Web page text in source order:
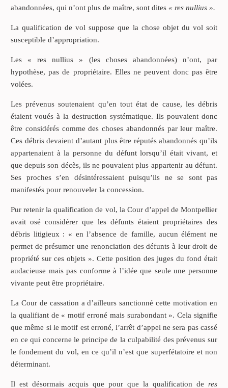
abandonnées, qui n’ont plus de maître, sont dites « res nullius ».
La qualification de vol suppose que la chose objet du vol soit
susceptible d’appropriation.
Les « res nullius » (les choses abandonnées) n’ont, par
hypothèse, pas de propriétaire. Elles ne peuvent donc pas être
volées.
Les prévenus soutenaient qu’en tout état de cause, les débris
étaient voués à la destruction systématique. Ils pouvaient donc
être considérés comme des choses abandonnés par leur maître.
Ces débris devaient d’autant plus être réputés abandonnés qu’ils
appartenaient à la personne du défunt lorsqu’il était vivant, et
que depuis son décès, ils ne pouvaient plus appartenir au défunt.
Ses proches s’en désintéressaient puisqu’ils ne se sont pas
manifestés pour renouveler la concession.
Pur retenir la qualification de vol, la Cour d’appel de Montpellier
avait osé considérer que les défunts étaient propriétaires des
débris litigieux : « en l’absence de famille, aucun élément ne
permet de présumer une renonciation des défunts à leur droit de
propriété sur ces objets ». Cette position des juges du fond était
audacieuse mais pas conforme à l’idée que seule une personne
vivante peut être propriétaire.
La Cour de cassation a d’ailleurs sanctionné cette motivation en
la qualifiant de « motif erroné mais surabondant ». Cela signifie
que même si le motif est erroné, l’arrêt d’appel ne sera pas cassé
en ce qui concerne le principe de la culpabilité des prévenus sur
le fondement du vol, en ce qu’il n’est que superfétatoire et non
déterminant.
Il est désormais acquis que pour que la qualification de res